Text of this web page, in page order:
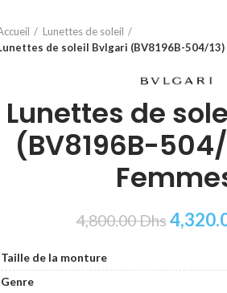
Lunettes de soleil
de soleil Bvlgari (BV8196B-504/13)
Lunettes de
(BV8196B-
4,800.00Dhs
Taille de la monture
Genre